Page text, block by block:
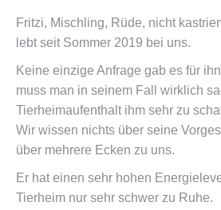
Fritzi, Mischling, Rüde, nicht
lebt seit Sommer 2019 bei uns.
Keine einzige Anfrage gab es für
muss man in seinem Fall wirklich
Tierheimaufenthalt ihm sehr zu
Wir wissen nichts über seine
über mehrere Ecken zu uns.
Er hat einen sehr hohen
Tierheim nur sehr schwer zu Ruhe.